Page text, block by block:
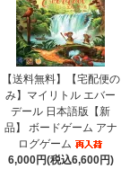
【送料無料】【宅配便の
み】マイリトル エバー
デール 日本語版【新
品】 ボードゲーム アナ
ログゲーム
6,000円(税込6,600円)